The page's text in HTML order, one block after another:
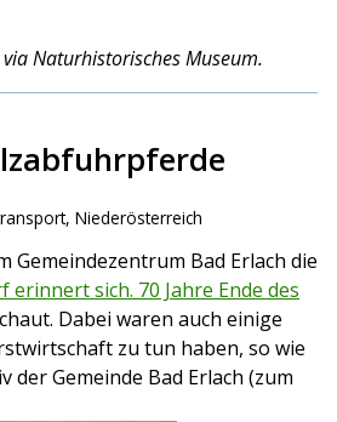
via Naturhistorisches Museum.
, Niederösterreich
Gemeindezentrum Bad Erlach die
erinnert sich. 70 Jahre Ende des
Dabei waren auch einige
zu tun haben, so wie
der Gemeinde Bad Erlach (zum